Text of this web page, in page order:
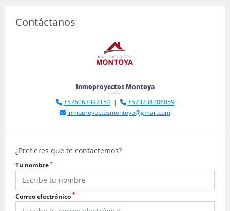
Contáctanos
Inmoproyectos Montoya
+576063397154|
+573234286059
inmoproyectosmontoya@gmail.com
¿Prefieres que te contactemos?
Tu nombre *
Correo electrónico *